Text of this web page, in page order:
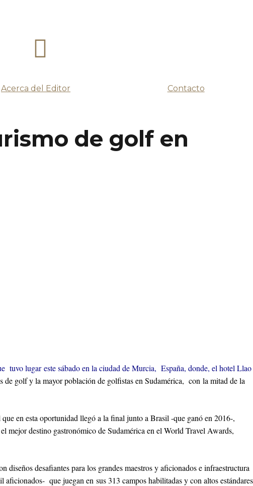
Acerca del Editor Contacto
de golf en
tuvo lugar este sábado en la ciudad de Murcia, España, donde, el hotel Llao
de golf y la mayor población de golfistas en Sudamérica, con la mitad de la
en esta oportunidad llegó a la final junto a Brasil -que ganó en 2016-,
mejor destino gastronómico de Sudamérica en el World Travel Awards,
desafiantes para los grandes maestros y aficionados e infraestructura
que juegan en sus 313 campos habilitadas y con altos estándares